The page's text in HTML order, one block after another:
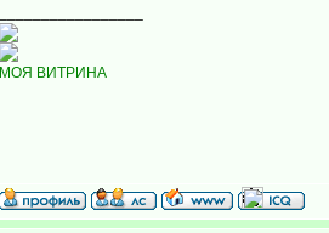
МОЯ ВИТРИНА